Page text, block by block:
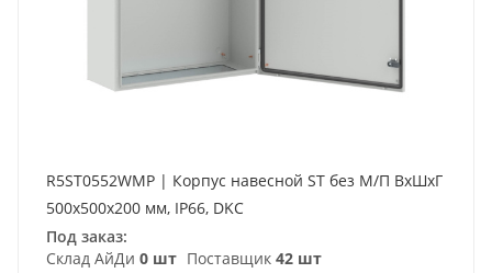
R5ST0552WMP | Корпус навесной ST без М/П ВxШxГ
500x500x200 мм, IP66, DKC
Под заказ:
Склад АйДи 0 шт Поставщик 42 шт